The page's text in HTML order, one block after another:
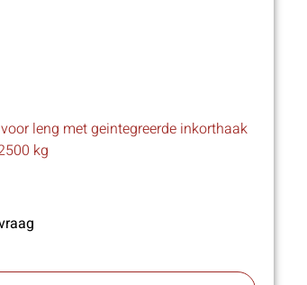
leng met geintegreerde inkorthaak
kg